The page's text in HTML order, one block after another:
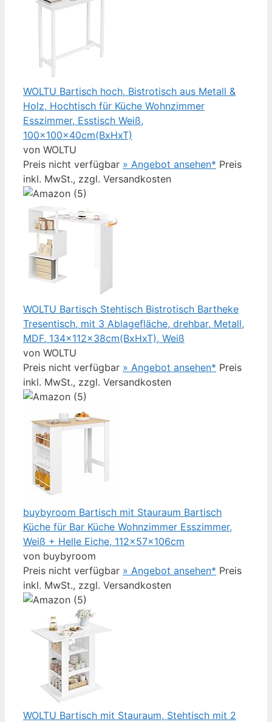
WOLTU Bartisch hoch, Bistrotisch aus Metall &
Holz, Hochtisch für Küche Wohnzimmer
Esszimmer, Esstisch Weiß,
100x100x40cm(BxHxT)
von WOLTU
Preis nicht verfügbar » Angebot ansehen* Preis
inkl. MwSt., zzgl. Versandkosten
WOLTU Bartisch Stehtisch Bistrotisch Bartheke
Tresentisch, mit 3 Ablagefläche, drehbar, Metall,
MDF, 134x112x38cm(BxHxT), Weiß
von WOLTU
Preis nicht verfügbar » Angebot ansehen* Preis
inkl. MwSt., zzgl. Versandkosten
buybyroom Bartisch mit Stauraum Bartisch
Küche für Bar Küche Wohnzimmer Esszimmer,
Weiß + Helle Eiche, 112×57×106cm
von buybyroom
Preis nicht verfügbar » Angebot ansehen* Preis
inkl. MwSt., zzgl. Versandkosten
WOLTU Bartisch mit Stauraum, Stehtisch mit 2